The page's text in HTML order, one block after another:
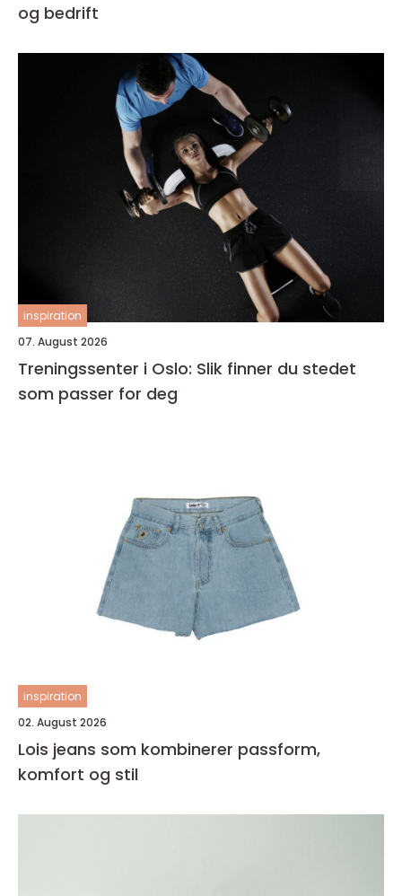
og bedrift
inspiration
07. August 2026
Treningssenter i Oslo: Slik finner du stedet
som passer for deg
inspiration
02. August 2026
Lois jeans som kombinerer passform,
komfort og stil